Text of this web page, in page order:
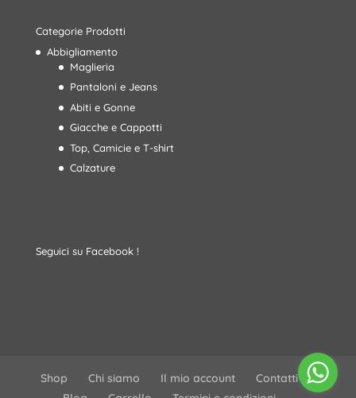
Categorie Prodotti
Abbigliamento
Maglieria
Pantaloni e Jeans
Abiti e Gonne
Giacche e Cappotti
Top, Camicie e T-shirt
Calzature
Seguici su Facebook !
Shop Chi siamo Il mio account
Contatti